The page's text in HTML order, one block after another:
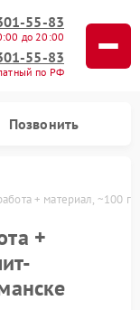
55-83
до 20:00
55-83
по РФ
Позвонить
+ материал, ~100 г)
+